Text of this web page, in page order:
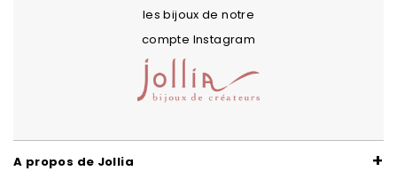
les bijoux de notre
compte Instagram
A propos de Jollia